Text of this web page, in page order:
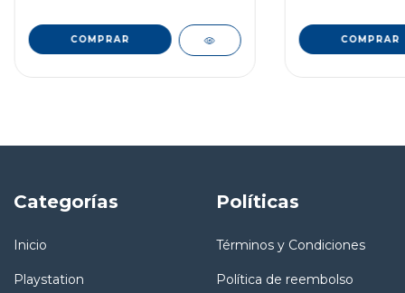
COMPRAR COMPRAR
Categorías
Inicio
Playstation
Políticas
Términos y Condiciones
Política de reembolso